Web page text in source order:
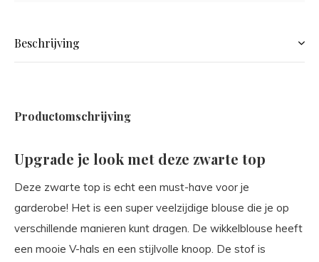
Beschrijving
Productomschrijving
Upgrade je look met deze zwarte top
Deze zwarte top is echt een must-have voor je
garderobe! Het is een super veelzijdige blouse die je op
verschillende manieren kunt dragen. De wikkelblouse heeft
een mooie V-hals en een stijlvolle knoop. De stof is